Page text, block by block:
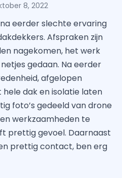
8, 2022
eerder slechte ervaring
Afspraken zijn
nagekomen, het werk
gedaan. Na eerder
afgelopen
dak en isolatie laten
foto’s gedeeld van drone
werkzaamheden te
prettig gevoel. Daarnaast
prettig contact, ben erg